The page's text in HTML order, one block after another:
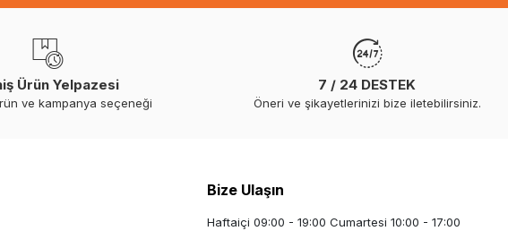
Ürün Yelpazesi
ve kampanya seçeneği
7 / 24 DESTEK
Öneri ve şikayetlerinizi bize iletebilirsiniz.
Bize Ulaşın
Haftaiçi 09:00 - 19:00 Cumartesi 10:00 - 17:00